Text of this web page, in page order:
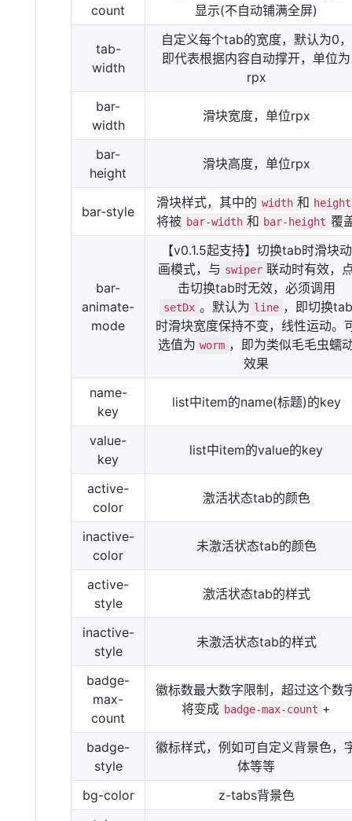
count
显示(不自动铺满全屏)
tab-
width
自定义每个tab的宽度，默认为0，
即代表根据内容自动撑开，单位为
rpx
bar-
width
滑块宽度，单位rpx
bar-
height
滑块高度，单位rpx
bar-style
滑块样式，其中的 width 和 height
将被 bar-width 和 bar-height 覆
bar-
animate-
mode
【v0.1.5起支持】切换tab时滑块动
画模式，与 swiper 联动时有效，
击切换tab时无效，必须调用
setDx 。默认为 line ，即切换
时滑块宽度保持不变，线性运动。
选值为 worm ，即为类似毛毛虫蠕
效果
name-
key
list中item的name(标题)的key
value-
key
list中item的value的key
active-
color
激活状态tab的颜色
inactive-
color
未激活状态tab的颜色
active-
style
激活状态tab的样式
inactive-
style
未激活状态tab的样式
badge-
max-
count
徽标数最大数字限制，超过这个数
将变成 badge-max-count +
badge-
style
徽标样式，例如可自定义背景色，
体等等
bg-color
z-tabs背景色